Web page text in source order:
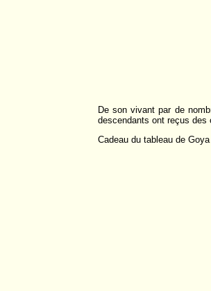
De son vivant par de
descendants ont reçus des
Cadeau du tableau de